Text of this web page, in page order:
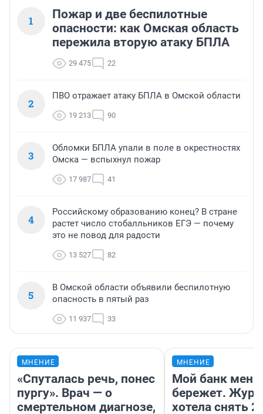
1
Пожар и две беспилотные
опасности: как Омская область
пережила вторую атаку БПЛА
29 475 22
2
ПВО отражает атаку БПЛА в Омской области
19 213 90
3
Обломки БПЛА упали в поле в окрестностях
Омска — вспыхнул пожар
17 987 41
4
Российскому образованию конец? В стране
растет число стобалльников ЕГЭ — почему
это не повод для радости
13 527 82
5
В Омской области объявили беспилотную
опасность в пятый раз
11 937 33
МНЕНИЕ
«Спуталась речь, понес
пургу». Врач — о
смертельном диагнозе,
МНЕНИЕ
Мой банк меня
бережет.
хотела снять